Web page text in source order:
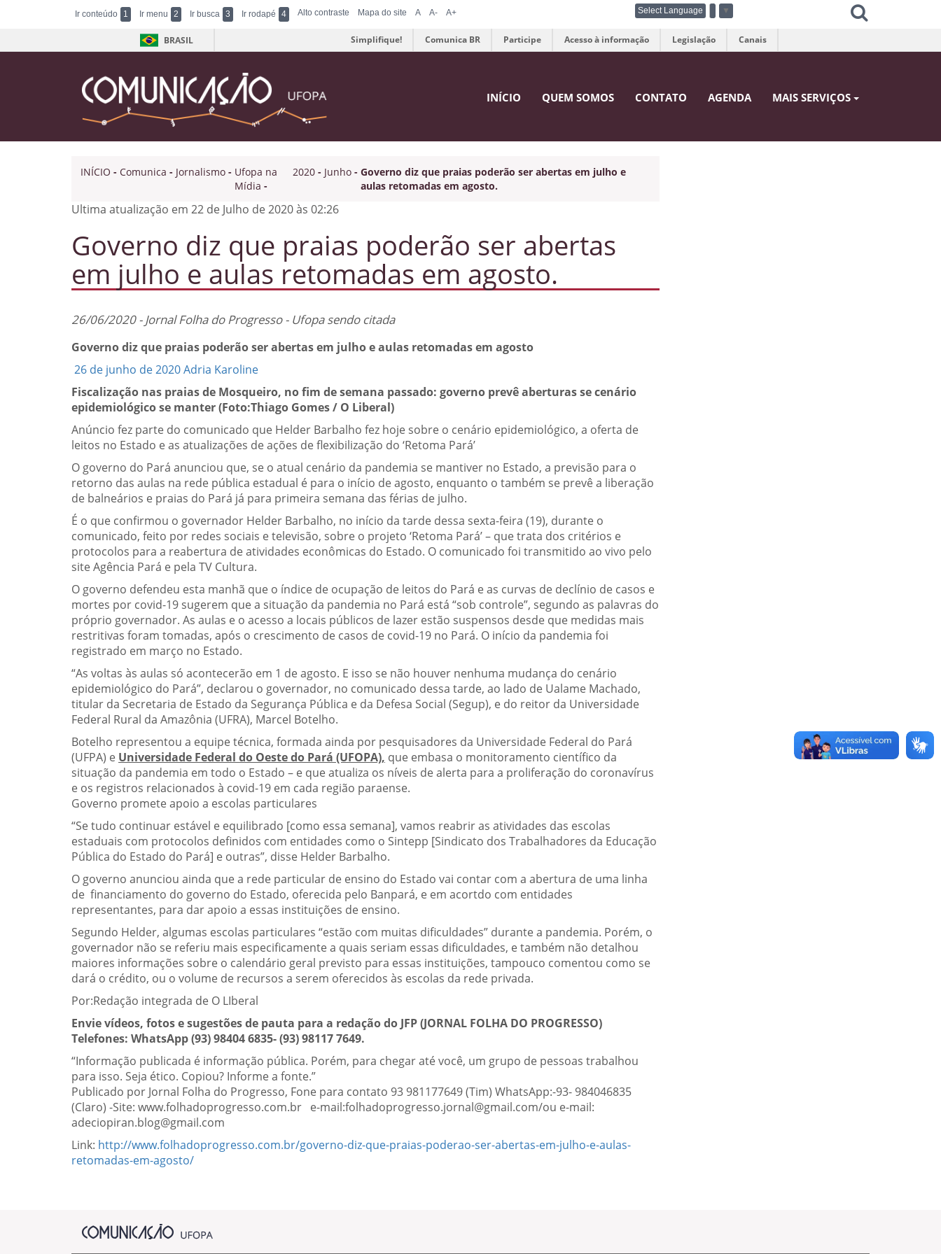
Ir conteúdo 1 Ir menu 2 Ir busca 3 Ir rodapé 4 Alto contraste Mapa do site A A- A+ Select Language ▼
BRASIL Simplifique! Comunica BR Participe Acesso à informação Legislação Canais
INÍCIO QUEM SOMOS CONTATO AGENDA MAIS SERVIÇOS
INÍCIO - Comunica - Jornalismo- Ufopa na
Mídia -
2020- Junho- Governo diz que praias poderão ser abertas em julho e
aulas retomadas em agosto.
Ultima atualização em 22 de Julho de 2020 às 02:26
Governo diz que praias poderão ser abertas
em julho e aulas retomadas em agosto.
26/06/2020 - Jornal Folha do Progresso - Ufopa sendo citada
Governo diz que praias poderão ser abertas em julho e aulas retomadas em agosto
26 de junho de 2020Adria Karoline
Fiscalização nas praias de Mosqueiro, no fim de semana passado: governo prevê aberturas se cenário
epidemiológico se manter (Foto:Thiago Gomes / O Liberal)
Anúncio fez parte do comunicado que Helder Barbalho fez hoje sobre o cenário epidemiológico, a oferta de
leitos no Estado e as atualizações de ações de flexibilização do ‘Retoma Pará’
O governo do Pará anunciou que, se o atual cenário da pandemia se mantiver no Estado, a previsão para o
retorno das aulas na rede pública estadual é para o início de agosto, enquanto o também se prevê a liberação
de balneários e praias do Pará já para primeira semana das férias de julho.
É o que confirmou o governador Helder Barbalho, no início da tarde dessa sexta-feira (19), durante o
comunicado, feito por redes sociais e televisão, sobre o projeto ‘Retoma Pará’ – que trata dos critérios e
protocolos para a reabertura de atividades econômicas do Estado. O comunicado foi transmitido ao vivo pelo
site Agência Pará e pela TV Cultura.
O governo defendeu esta manhã que o índice de ocupação de leitos do Pará e as curvas de declínio de casos e
mortes por covid-19 sugerem que a situação da pandemia no Pará está “sob controle”, segundo as palavras do
próprio governador. As aulas e o acesso a locais públicos de lazer estão suspensos desde que medidas mais
restritivas foram tomadas, após o crescimento de casos de covid-19 no Pará. O início da pandemia foi
registrado em março no Estado.
“As voltas às aulas só acontecerão em 1 de agosto. E isso se não houver nenhuma mudança do cenário
epidemiológico do Pará”, declarou o governador, no comunicado dessa tarde, ao lado de Ualame Machado,
titular da Secretaria de Estado da Segurança Pública e da Defesa Social (Segup), e do reitor da Universidade
Federal Rural da Amazônia (UFRA), Marcel Botelho.
Botelho representou a equipe técnica, formada ainda por pesquisadores da Universidade Federal do Pará
(UFPA) e Universidade Federal do Oeste do Pará (UFOPA), que embasa o monitoramento científico da
situação da pandemia em todo o Estado – e que atualiza os níveis de alerta para a proliferação do coronavírus
e os registros relacionados à covid-19 em cada região paraense.
Governo promete apoio a escolas particulares
“Se tudo continuar estável e equilibrado [como essa semana], vamos reabrir as atividades das escolas
estaduais com protocolos definidos com entidades como o Sintepp [Sindicato dos Trabalhadores da Educação
Pública do Estado do Pará] e outras”, disse Helder Barbalho.
O governo anunciou ainda que a rede particular de ensino do Estado vai contar com a abertura de uma linha
de financiamento do governo do Estado, oferecida pelo Banpará, e em acortdo com entidades
representantes, para dar apoio a essas instituições de ensino.
Segundo Helder, algumas escolas particulares “estão com muitas dificuldades” durante a pandemia. Porém, o
governador não se referiu mais especificamente a quais seriam essas dificuldades, e também não detalhou
maiores informações sobre o calendário geral previsto para essas instituições, tampouco comentou como se
dará o crédito, ou o volume de recursos a serem oferecidos às escolas da rede privada.
Por:Redação integrada de O LIberal
Envie vídeos, fotos e sugestões de pauta para a redação do JFP (JORNAL FOLHA DO PROGRESSO)
Telefones: WhatsApp (93) 98404 6835- (93) 98117 7649.
“Informação publicada é informação pública. Porém, para chegar até você, um grupo de pessoas trabalhou
para isso. Seja ético. Copiou? Informe a fonte.”
Publicado por Jornal Folha do Progresso, Fone para contato 93 981177649 (Tim) WhatsApp:-93- 984046835
(Claro) -Site: www.folhadoprogresso.com.br e-mail:folhadoprogresso.jornal@gmail.com/ou e-mail:
adeciopiran.blog@gmail.com
Link: http://www.folhadoprogresso.com.br/governo-diz-que-praias-poderao-ser-abertas-em-julho-e-aulas-
retomadas-em-agosto/